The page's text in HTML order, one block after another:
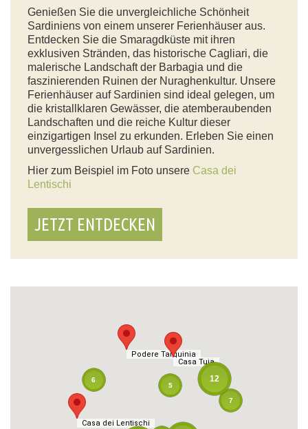
Genießen Sie die unvergleichliche Schönheit
Sardiniens von einem unserer Ferienhäuser aus.
Entdecken Sie die Smaragdküste mit ihren
exklusiven Stränden, das historische Cagliari, die
malerische Landschaft der Barbagia und die
faszinierenden Ruinen der Nuraghenkultur. Unsere
Ferienhäuser auf Sardinien sind ideal gelegen, um
die kristallklaren Gewässer, die atemberaubenden
Landschaften und die reiche Kultur dieser
einzigartigen Insel zu erkunden. Erleben Sie einen
unvergesslichen Urlaub auf Sardinien.
Hier zum Beispiel im Foto unsere Casa dei
Lentischi
JETZT ENTDECKEN
Podere Tarquinia
Casa Tuja
Casa dei Lentischi
7
6
5
12
Podere Tarquinia
Casa Tuja
Casa dei Lentischi